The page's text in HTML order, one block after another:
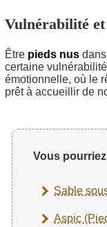
Vulnérabilité
Être pieds nus
certaine
émotionnelle, où le
prêt à accueillir de
Vous
Sable
Aspic